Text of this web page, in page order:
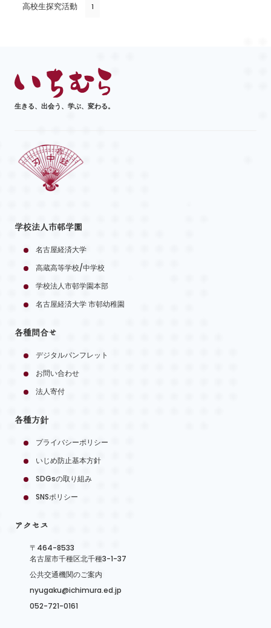
高校生探究活動 1
生きる、出会う、学ぶ、変わる。
学校法人市邨学園
名古屋経済大学
高蔵高等学校/中学校
学校法人市邨学園本部
名古屋経済大学 市邨幼稚園
各種問合せ
デジタルパンフレット
お問い合わせ
法人寄付
各種方針
プライバシーポリシー
いじめ防止基本方針
SDGsの取り組み
SNSポリシー
アクセス
〒464-8533
名古屋市千種区北千種3-1-37
公共交通機関のご案内
nyugaku@ichimura.ed.jp
052-721-0161